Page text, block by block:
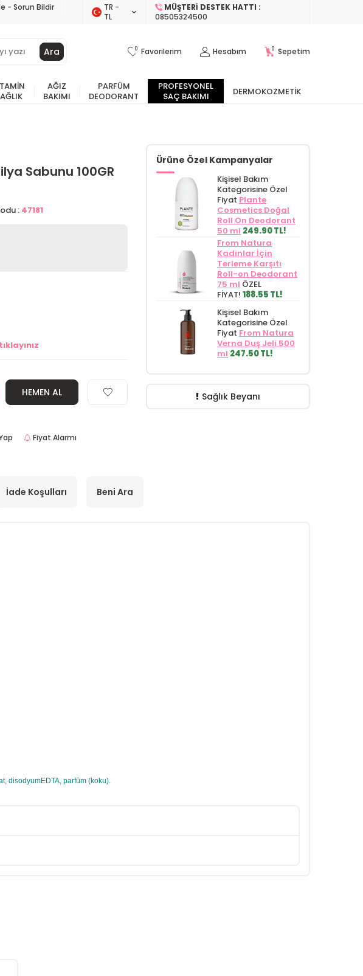
- Sorun Bildir
TR −
TL
MÜŞTERI DESTEK HATTI :
08505324500
Ara 0 Favorilerim Hesabım 0 Sepetim
AĞIZ
BAKIMI
PARFÜM
DEODORANT
PROFESYONEL
SAÇ BAKIMI
DERMOKOZMETIK
Sabunu 100GR
: 47181
HEMEN AL
Fiyat Alarmı
Ürüne Özel Kampanyalar
Kişisel Bakım
Kategorisine Özel
Fiyat Plante
Cosmetics Doğal
Roll On Deodorant
50 ml 249.90 TL!
From Natura
Kadınlar İçin
Terleme Karşıtı
Roll-on Deodorant
75 ml ÖZEL
FİYAT! 188.55 TL!
Kişisel Bakım
Kategorisine Özel
Fiyat From Natura
Verna Duş Jeli 500
ml 247.50 TL!
Sağlık Beyanı
İade Koşulları Beni Ara
disodyumEDTA, parfüm (koku).